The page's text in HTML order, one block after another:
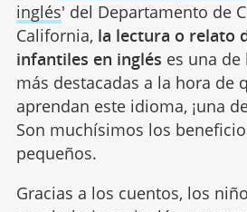
inglés' del Departamento de
California, la lectura o relato
infantiles en inglés es una de
más destacadas a la hora de
aprendan este idioma, ¡una
Son muchísimos los
pequeños.
Gracias a los cuentos, los